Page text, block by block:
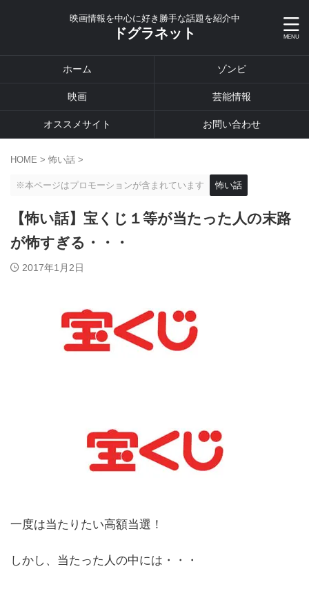
映画情報を中心に好き勝手な話題を紹介中
ドグラネット
ホーム ゾンビ
映画 芸能情報
オススメサイト お問い合わせ
HOME > 怖い話 >
※本ページはプロモーションが含まれています 怖い話
【怖い話】宝くじ１等が当たった人の末路
が怖すぎる・・・
2017年1月2日
一度は当たりたい高額当選！
しかし、当たった人の中には・・・